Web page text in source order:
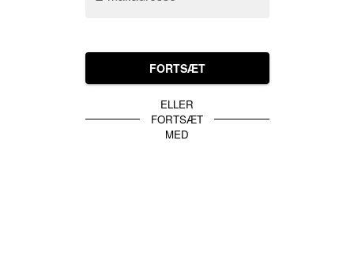
FORTSÆT
ELLER
FORTSÆT
MED